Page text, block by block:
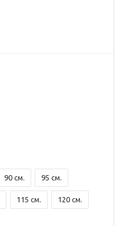
90 см. 95 см.
115 см. 120 см.